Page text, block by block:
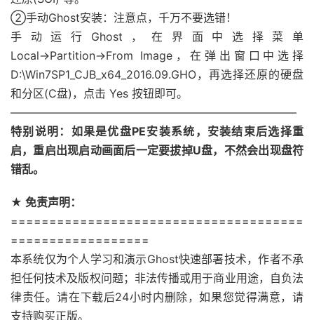
②手动Ghost安装：注意点，千万不要选错！
手动运行Ghost，在界面中选择菜单
Local→Partition→From Image，在弹出窗口中选择
D:\Win7SP1_CJB_x64_2016.09.GHO，再选择还原的硬盘
和分区(C盘)，点击 Yes 按钮即可。
—————————————————————————–
特别说明：如果是优盘PE安装系统，安装结束后选择重
启，重启出现启动画面后一定要拔掉U盘，不然会出现盘符
错乱。
★ 免责声明：
======================================
==================
本系统仅为个人学习和演示Ghost快速部署技术，作者不承
担任何技术及版权问题；非法传播或用于商业用途，自负法
律责任。请在下载后24小时内删除，如果您觉得满意，请
支持购买正版。